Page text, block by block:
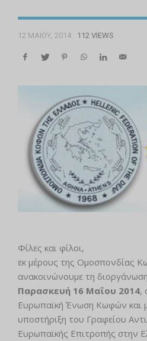
12 ΜΑΪ́ΟΥ, 2014 112 VIEWS
Φίλες και φίλοι,
εκ μέρους της Ομοσπονδίας
ανακοινώνουμε τη
Παρασκευή 16 Μαΐου 2014,
Ευρωπαϊκή Ένωση Κωφών και
υποστήριξη του Γραφείου
Ευρωπαϊκής Επιτροπής στην